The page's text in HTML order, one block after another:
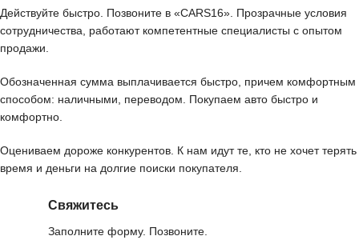
Действуйте быстро. Позвоните в «CARS16». Прозрачные условия
сотрудничества, работают компетентные специалисты с опытом
продажи.
Обозначенная сумма выплачивается быстро, причем комфортным
способом: наличными, переводом. Покупаем авто быстро и
комфортно.
Оцениваем дороже конкурентов. К нам идут те, кто не хочет терять
время и деньги на долгие поиски покупателя.
Свяжитесь
Заполните форму. Позвоните.